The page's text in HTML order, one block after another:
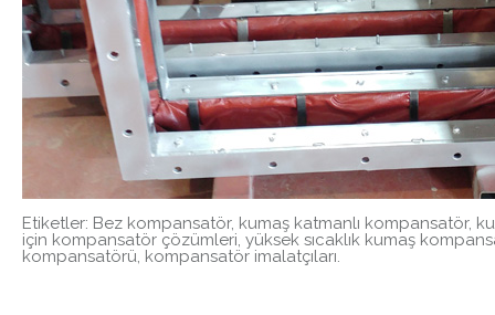
Etiketler: Bez kompansatör, kumaş katmanlı kompansatör,
için kompansatör çözümleri, yüksek sıcaklık kumaş
kompansatörü, kompansatör imalatçıları.